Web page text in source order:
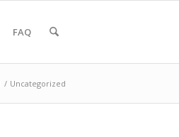
FAQ
/ Uncategorized